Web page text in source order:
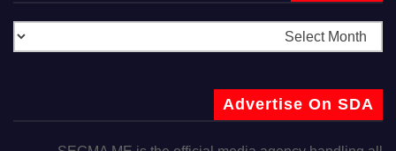
Advertise On SDA